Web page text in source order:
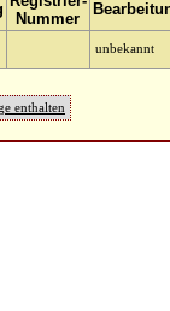
Nummer
unbekannt
enthalten